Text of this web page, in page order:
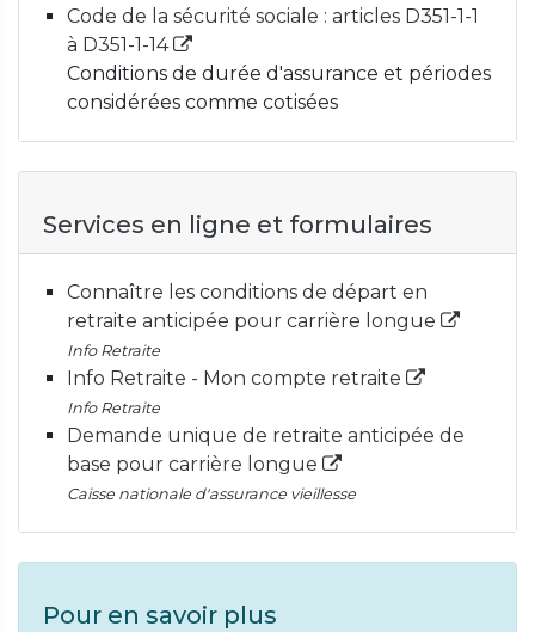
Code de la sécurité sociale : articles D351-1-1
à D351-1-14
Conditions de durée d'assurance et périodes
considérées comme cotisées
Services en ligne et formulaires
Connaître les conditions de départ en
retraite anticipée pour carrière longue
Info Retraite
Info Retraite - Mon compte retraite
Info Retraite
Demande unique de retraite anticipée de
base pour carrière longue
Caisse nationale d'assurance vieillesse
Pour en savoir plus